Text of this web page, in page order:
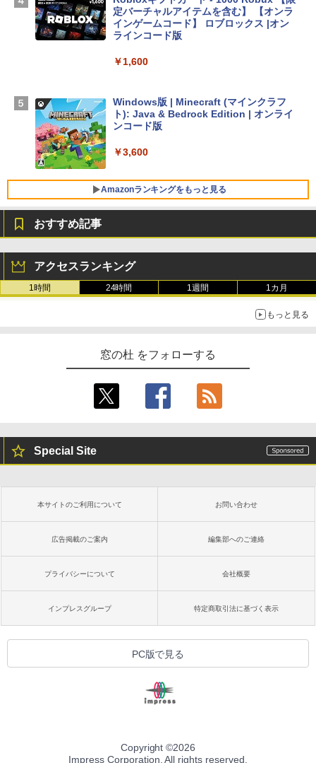
D - シルバー
￥261,414
SSD インテル Core 5
￥129,800
Core i5/16GB/SSD 512GB/ホワイト) FM
VWK3E15W_AZ
定バーチャルアイテムを含む】 【オンラ
インゲームコード】 ロブロックス |オン
ラインコード版
￥1,600
Windows版 | Minecraft (マインクラフ
ト): Java & Bedrock Edition | オンライ
ンコード版
￥3,600
Amazonランキングをもっと見る
￥1,766
出す プロンプトの言葉 AI画像生成シリー
ズ (はぴーイラストLabo)
￥480
非エンジニア 初心者 素人 でも安心 使い
方 マニュアル AI副業にもコンテンツ作成
にもKindle出版にも！ 非エンジニアのた
￥99
1冊ですべて身につくHTML & CSSとWe
bデザイン入門講座［第2版］
￥1,292
ードウェア・市販ソフトウェアのパーフ
ェクトリストと最新エミュレータ紹介
ンチディスプレイ、色調調節ライト、12
週間持続バッテリー、広告なし、ブラッ
ク
Amazon Kindle - 目に優しい、かさばら
ない、大きな画面で読みやすい、6週間持
書籍リーダー、ブラック、16GB、広告な
Kindle Paperwhite シグニチャーエディ
るさ自動調整、色調調節ライト、12週間
持続バッテリー、広告なし、メタリック
Amazon Kindle Colorsoft | 16GBストレ
ージ、防水、7インチカラーディスプレ
イ、色調調節ライト、最大8週間持続バッ
テリー、広告無し、ブラック (2025年発
売)
￥31,980
New Amazon Kindle Scribe Colorsoft |
11インチカラーディスプレイ、64GBスト
き、グラファイト
おすすめ記事
アクセスランキング
1時間 24時間 1週間 1カ月
もっと見る
窓の杜 をフォローする
Special Site
本サイトのご利用について お問い合わせ
広告掲載のご案内 編集部へのご連絡
プライバシーについて 会社概要
インプレスグループ 特定商取引法に基づく表示
PC版で見る
Copyright ©2026
Impress Corporation. All rights reserved.